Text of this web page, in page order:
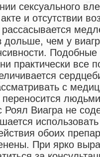
сексуального
и отсутствии
дольше, чем у
практически
с
Роял Виагра не
обоих
При ярко